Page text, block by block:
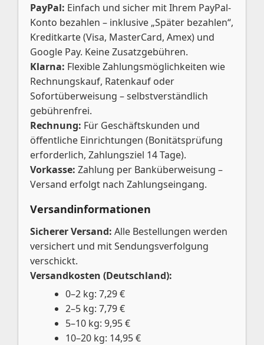
PayPal: Einfach und sicher mit Ihrem PayPal-
Konto bezahlen – inklusive „Später bezahlen“,
Kreditkarte (Visa, MasterCard, Amex) und
Google Pay. Keine Zusatzgebühren.
Klarna: Flexible Zahlungsmöglichkeiten wie
Rechnungskauf, Ratenkauf oder
Sofortüberweisung – selbstverständlich
gebührenfrei.
Rechnung: Für Geschäftskunden und
öffentliche Einrichtungen (Bonitätsprüfung
erforderlich, Zahlungsziel 14 Tage).
Vorkasse: Zahlung per Banküberweisung –
Versand erfolgt nach Zahlungseingang.
Versandinformationen
Sicherer Versand: Alle Bestellungen werden
versichert und mit Sendungsverfolgung
verschickt.
Versandkosten (Deutschland):
0–2 kg: 7,29 €
2–5 kg: 7,79 €
5–10 kg: 9,95 €
10–20 kg: 14,95 €